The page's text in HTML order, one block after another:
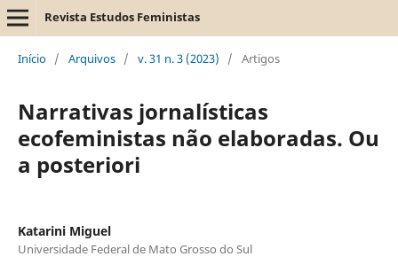
Revista Estudos Feministas
Início / Arquivos / v. 31 n. 3 (2023) / Artigos
Narrativas jornalísticas
ecofeministas não elaboradas. Ou
a posteriori
Katarini Miguel
Universidade Federal de Mato Grosso do Sul